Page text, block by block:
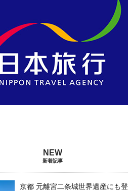
新着記事
京都 元離宮二条城世界遺産にも登